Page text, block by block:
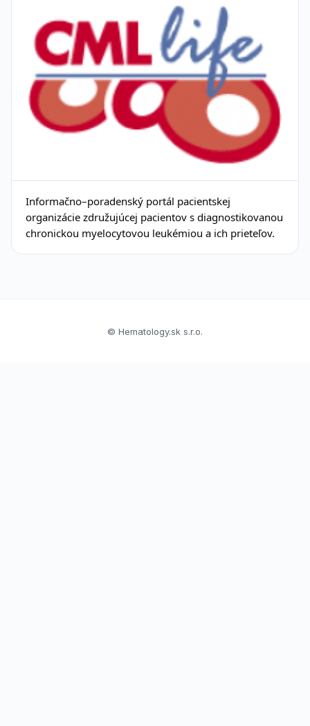
Informačno–poradenský portál pacientskej
organizácie združujúcej pacientov s diagnostikovanou
chronickou myelocytovou leukémiou a ich prieteľov.
© Hematology.sk s.r.o.